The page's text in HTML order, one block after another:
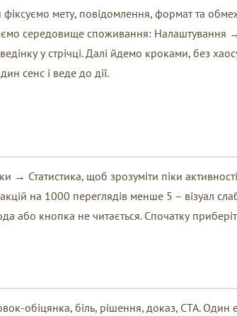
фіксуємо мету, повідомлення, формат та
середовище споживання: Налаштування
у стрічці. Далі йдемо кроками, без
сенс і веде до дії.
→ Статистика, щоб зрозуміти піки
на 1000 переглядів менше 5 – візуал
кнопка не читається. Спочатку
обіцянка, біль, рішення, доказ, CTA. Один